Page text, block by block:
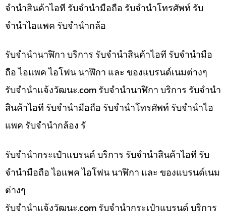
จำนำสินค้าไอที รับจำนำมือถือ รับจำนำโทรศัพท์ รับ
จำนำไอแพค รับจำนำกล้อ
รับจำนำนาฬิกา บริการ รับจำนำสินค้าไอที รับจำนำมือ
ถือ ไอแพค ไอโฟน นาฬิกา และ ของแบรนด์เนมต่างๆ
รับจํานําแจ้งวัฒนะ.com รับจำนำนาฬิกา บริการ รับจำนำ
สินค้าไอที รับจำนำมือถือ รับจำนำโทรศัพท์ รับจำนำไอ
แพค รับจำนำกล้อง รั
รับจำนำกระเป๋าแบรนด์ บริการ รับจำนำสินค้าไอที รับ
จำนำมือถือ ไอแพค ไอโฟน นาฬิกา และ ของแบรนด์เนม
ต่างๆ
รับจํานําแจ้งวัฒนะ.com รับจำนำกระเป๋าแบรนด์ บริการ